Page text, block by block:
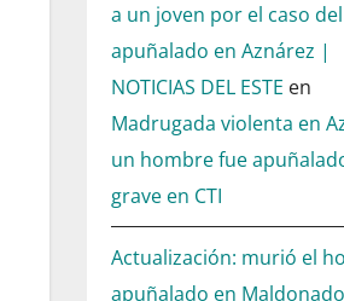
a un joven por el caso del
apuñalado en Aznárez |
NOTICIAS DEL ESTE en
Madrugada violenta en
un hombre fue
grave en CTI
Actualización: murió el
apuñalado en Maldonado